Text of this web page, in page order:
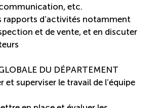
travail-étude
en milieu de travail
des compétences
des acquis
etc.
rapports d’activités notamment
et de vente, et en discuter
DU DÉPARTEMENT
et superviser le travail de l’équipe